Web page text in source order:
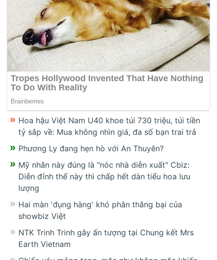
Hoa hậu Việt Nam U40 khoe túi 730 triệu, túi tiền
tỷ sắp về: Mua không nhìn giá, đa số bạn trai trả
Phương Ly đang hẹn hò với An Thuyên?
Mỹ nhân này đúng là "nóc nhà diễn xuất" Cbiz:
Diễn đỉnh thế này thì chấp hết dàn tiểu hoa lưu
lượng
Hai màn 'đụng hàng' khó phân thắng bại của
showbiz Việt
NTK Trinh Trinh gây ấn tượng tại Chung kết Mrs
Earth Vietnam